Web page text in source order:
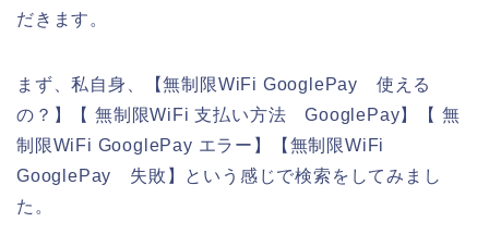
だきます。
まず、私自身、【無制限WiFi GooglePay 使える
の？】【 無制限WiFi 支払い方法 GooglePay】【 無
制限WiFi GooglePay エラー】【無制限WiFi
GooglePay 失敗】という感じで検索をしてみまし
た。